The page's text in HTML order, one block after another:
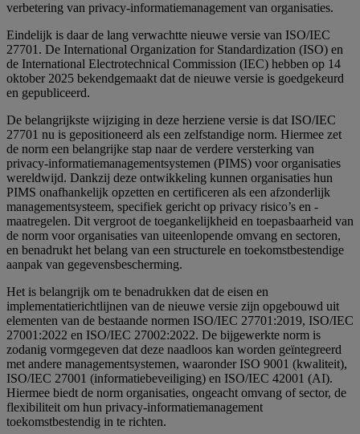
verbetering van privacy-informatiemanagement van organisaties.
Eindelijk is daar de lang verwachtte nieuwe versie van ISO/IEC
27701. De International Organization for Standardization (ISO) en
de International Electrotechnical Commission (IEC) hebben op 14
oktober 2025 bekendgemaakt dat de nieuwe versie is goedgekeurd
en gepubliceerd.
De belangrijkste wijziging in deze herziene versie is dat ISO/IEC
27701 nu is gepositioneerd als een zelfstandige norm. Hiermee zet
de norm een belangrijke stap naar de verdere versterking van
privacy-informatiemanagementsystemen (PIMS) voor organisaties
wereldwijd. Dankzij deze ontwikkeling kunnen organisaties hun
PIMS onafhankelijk opzetten en certificeren als een afzonderlijk
managementsysteem, specifiek gericht op privacy risico’s en -
maatregelen. Dit vergroot de toegankelijkheid en toepasbaarheid van
de norm voor organisaties van uiteenlopende omvang en sectoren,
en benadrukt het belang van een structurele en toekomstbestendige
aanpak van gegevensbescherming.
Het is belangrijk om te benadrukken dat de eisen en
implementatierichtlijnen van de nieuwe versie zijn opgebouwd uit
elementen van de bestaande normen ISO/IEC 27701:2019, ISO/IEC
27001:2022 en ISO/IEC 27002:2022. De bijgewerkte norm is
zodanig vormgegeven dat deze naadloos kan worden geïntegreerd
met andere managementsystemen, waaronder ISO 9001 (kwaliteit),
ISO/IEC 27001 (informatiebeveiliging) en ISO/IEC 42001 (AI).
Hiermee biedt de norm organisaties, ongeacht omvang of sector, de
flexibiliteit om hun privacy-informatiemanagement
toekomstbestendig in te richten.